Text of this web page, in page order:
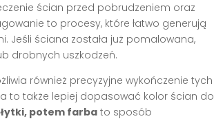
ścian przed pobrudzeniem oraz
to procesy, które łatwo generują
Jeśli ściana została już pomalowana,
drobnych uszkodzeń.
również precyzyjne wykończenie tych
to także lepiej dopasować kolor ścian do
potem farbato sposób